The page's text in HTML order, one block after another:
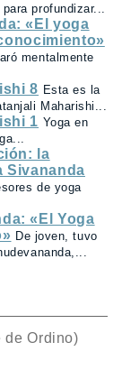
profundizar...
«El yoga
mentalmente
8 Esta es la
Maharishi...
1 Yoga en
la
Sivananda
de yoga
«El Yoga
De joven, tuvo
de Ordino)